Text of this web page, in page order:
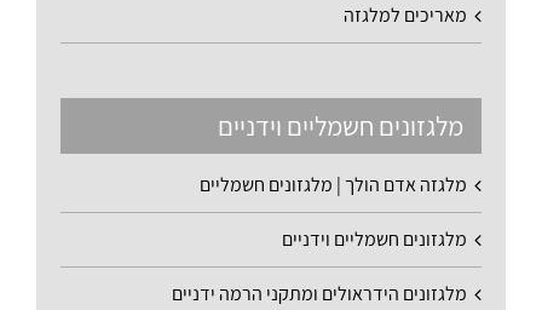
מאריכים למלגזה
מלגזונים חשמליים וידניים
מלגזה אדם הולך | מלגזונים חשמליים
מלגזונים חשמליים וידניים
מלגזונים הידראולים ומתקני הרמה ידניים